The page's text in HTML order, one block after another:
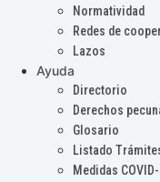
Normatividad
Redes de
Lazos
Ayuda
Directorio
Derechos
Glosario
Listado
Medidas